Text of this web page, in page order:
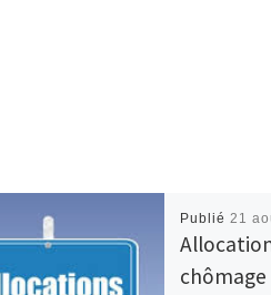
Publié 21
chômage